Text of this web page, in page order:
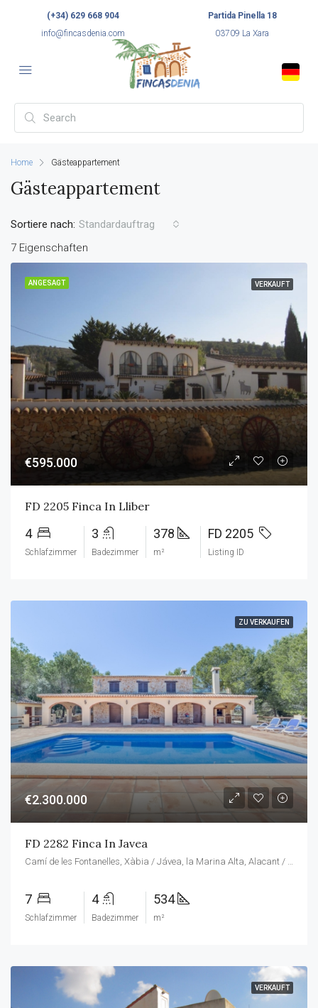
(+34) 629 668 904
info@fincasdenia.com
Partida Pinella 18
03709 La Xara
Home Gästeappartement
Gästeappartement
7 Eigenschaften
Sortiere nach: Standardauftrag
ANGESAGT VERKAUFT
€595.000
FD 2205 Finca In Lliber
4
Schlafzimmer
3
Badezimmer
378
m²
FD 2205
Listing ID
ZU VERKAUFEN
€2.300.000
FD 2282 Finca In Javea
Camí de les Fontanelles, Xàbia / Jávea, la Marina Alta, Alacant / Alicante, Comunitat Valenciana, 03737, España
7
Schlafzimmer
4
Badezimmer
534
m²
VERKAUFT